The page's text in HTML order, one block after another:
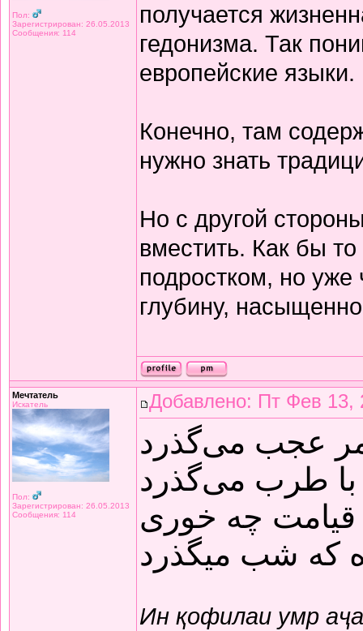
Пол:
Зарегистрирован: 26.05.2013
Сообщения: 114
получается
гедонизма. Так
европейские языки.
Конечно, там
нужно знать
Но с другой
вместить. Как бы
подростком, но уже
глубину,
Мечтатель
Искатель
Пол:
Зарегистрирован: 26.05.2013
Сообщения: 114
Добавлено: Пт Фев 13,
عجب می‌گذرد
طرب می‌گذرد
چه خوری
که شب میگذرد
Ин қофилаи умр